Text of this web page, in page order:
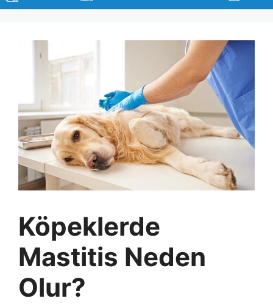
Köpeklerde
Mastitis Neden
Olur?